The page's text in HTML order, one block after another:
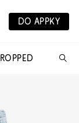
DO APPKY